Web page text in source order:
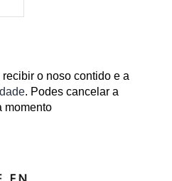
o noso contido e a
. Podes cancelar a
momento